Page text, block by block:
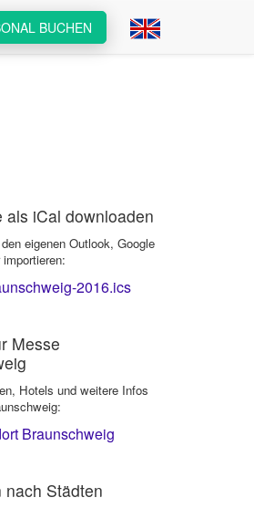
BUCHEN
als iCal downloaden
eigenen Outlook, Google
2016.ics
Messe
Hotels und weitere Infos
Braunschweig
Städten